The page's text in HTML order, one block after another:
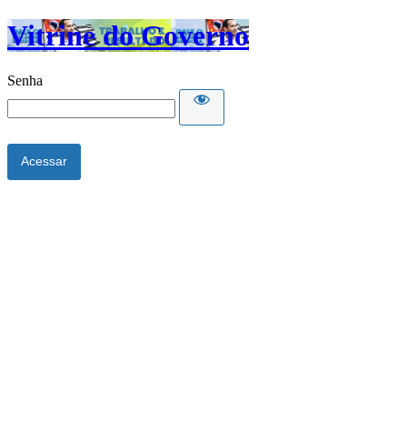
Vitrine do Governo
Senha